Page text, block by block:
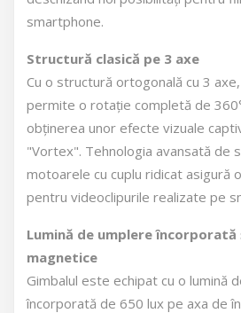
smartphone.
Structură clasică pe 3 axe
Cu o structură ortogonală cu 3
permite o rotație completă de
obținerea unor efecte vizuale
"Vortex". Tehnologia avansată de
motoarele cu cuplu ridicat asigură
pentru videoclipurile realizate pe
Lumină de umplere încorporată
magnetice
Gimbalul este echipat cu o lumină
încorporată de 650 lux pe axa de